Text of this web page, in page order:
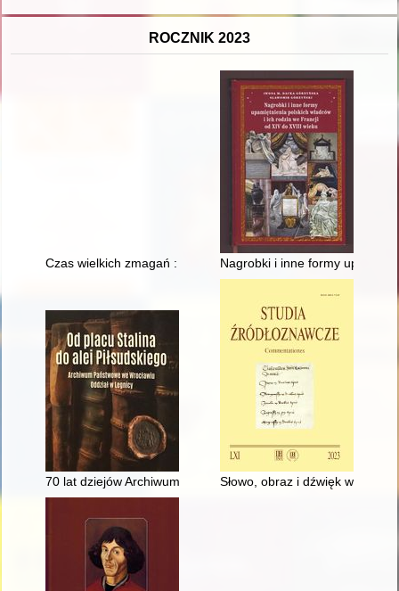
ROCZNIK 2023
Czas wielkich zmagań : ordynariat gorzowski w latach 1951-
Nagrobki i inne formy
70 lat dziejów Archiwum Państwowego we Wrocławiu Oddział
Słowo, obraz i dźwięk w